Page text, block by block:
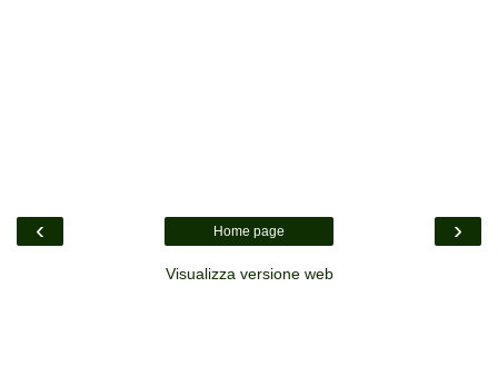
‹ ›
Home page
Visualizza versione web